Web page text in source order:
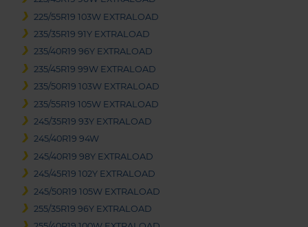
225/55R19 103W EXTRALOAD
235/35R19 91Y EXTRALOAD
235/40R19 96Y EXTRALOAD
235/45R19 99W EXTRALOAD
235/50R19 103W EXTRALOAD
235/55R19 105W EXTRALOAD
245/35R19 93Y EXTRALOAD
245/40R19 94W
245/40R19 98Y EXTRALOAD
245/45R19 102Y EXTRALOAD
245/50R19 105W EXTRALOAD
255/35R19 96Y EXTRALOAD